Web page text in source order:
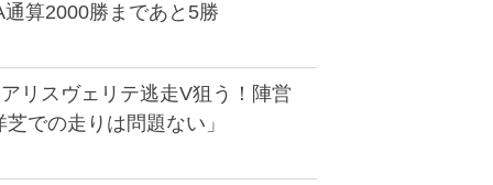
算2000勝まであと5勝
リスヴェリテ逃走V狙う！陣営
での走りは問題ない」